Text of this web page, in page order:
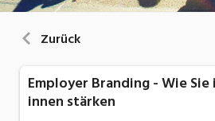
Zurück
Employer Branding - Wie
innen stärken